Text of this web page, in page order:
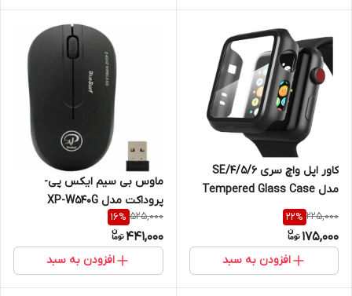
کاور اپل واچ سری 4/5/6/SE
مدل Tempered Glass Case
سایز 44 میلی متری / مشکی
225,000
22%
175,000
افزودن به سبد
ماوس بی سیم ایکس پی-
پروداکت مدل XP-W540G
525,000
16%
441,000
افزودن به سبد